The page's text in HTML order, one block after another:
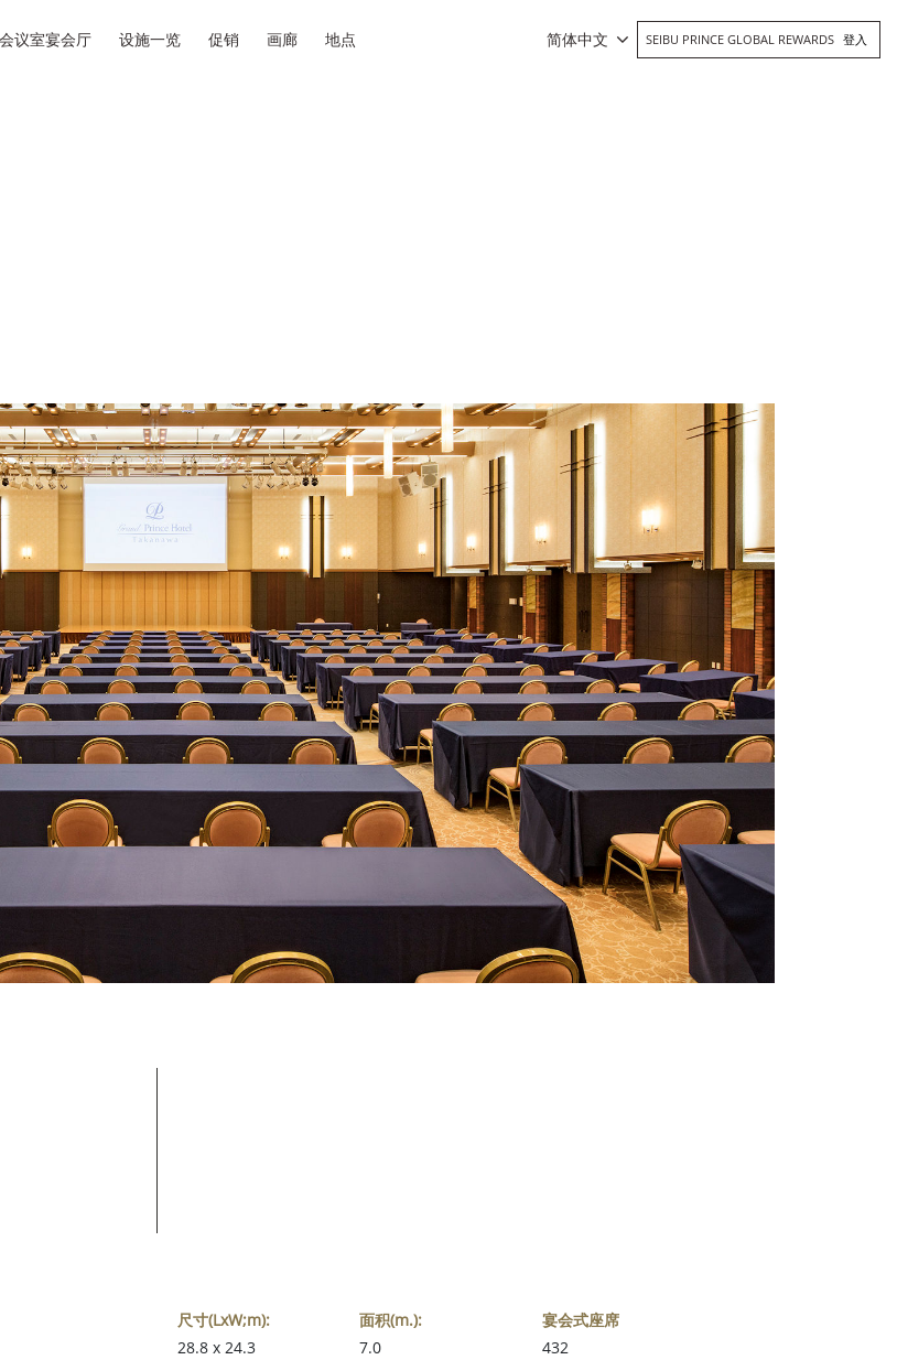
会议室宴会厅 设施一览 促销 画廊 地点 简体中文 SEIBU PRINCE GLOBAL REWARDS 登入
尺寸(LxW;m):
28.8 x 24.3
面积(m.):
7.0
宴会式座席
432